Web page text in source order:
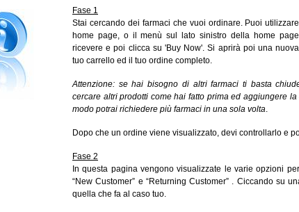
Fase 1
Stai cercando dei farmaci che vuoi ordinare. Puoi
home page, o il menù sul lato sinistro della home
ricevere e poi clicca su 'Buy Now'. Si aprirà poi una
tuo carrello ed il tuo ordine completo.
Attenzione: se hai bisogno di altri farmaci ti basta
cercare altri prodotti come hai fatto prima ed aggiungere
modo potrai richiedere più farmaci in una sola volta.
Dopo che un ordine viene visualizzato, devi controllarlo e
Fase 2
In questa pagina vengono visualizzate le varie opzioni
“New Customer” e “Returning Customer” . Ciccando su
quella che fa al caso tuo.